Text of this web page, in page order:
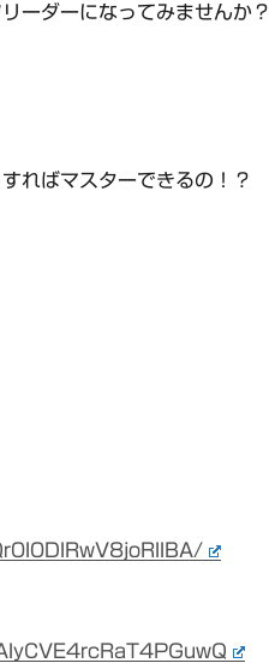
ダーになってみませんか？
ればマスターできるの！？